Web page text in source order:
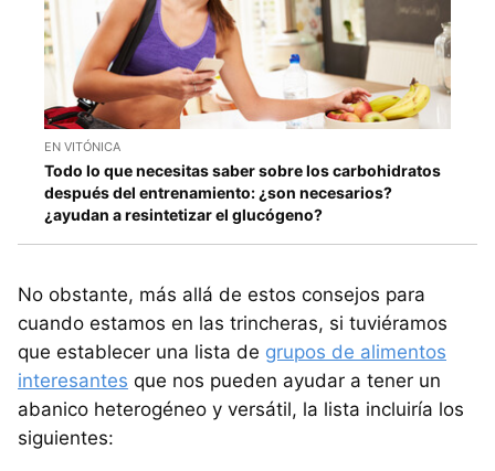
EN VITÓNICA
Todo lo que necesitas saber sobre los carbohidratos
después del entrenamiento: ¿son necesarios?
¿ayudan a resintetizar el glucógeno?
No obstante, más allá de estos consejos para
cuando estamos en las trincheras, si tuviéramos
que establecer una lista de grupos de alimentos
interesantes que nos pueden ayudar a tener un
abanico heterogéneo y versátil, la lista incluiría los
siguientes: